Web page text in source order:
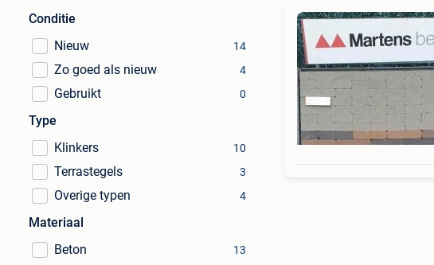
Conditie
Nieuw
14
Zo goed als nieuw 4
Gebruikt 0
Type
Klinkers
10
Terrastegels 3
Overige typen 4
Materiaal
Beton
13